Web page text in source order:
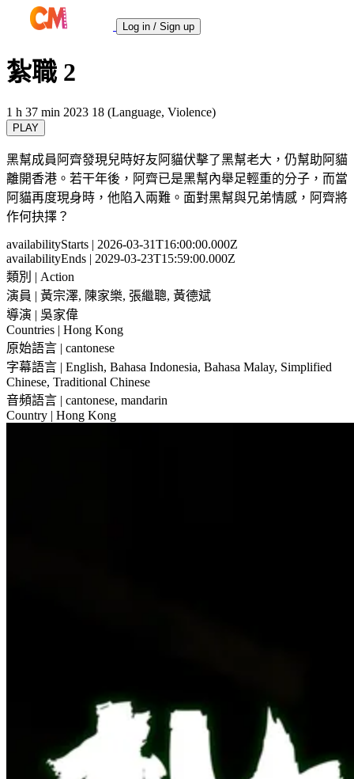
Log in / Sign up
紮職 2
1 h 37 min 2023 18 (Language, Violence)
PLAY
黑幫成員阿齊發現兒時好友阿貓伏擊了黑幫老大，仍幫助阿貓
離開香港。若干年後，阿齊已是黑幫內舉足輕重的分子，而當
阿貓再度現身時，他陷入兩難。面對黑幫與兄弟情感，阿齊將
作何抉擇？
availabilityStarts | 2026-03-31T16:00:00.000Z
availabilityEnds | 2029-03-23T15:59:00.000Z
類別 | Action
演員 | 黃宗澤, 陳家樂, 張繼聰, 黃德斌
導演 | 吳家偉
Countries | Hong Kong
原始語言 | cantonese
字幕語言 | English, Bahasa Indonesia, Bahasa Malay, Simplified
Chinese, Traditional Chinese
音頻語言 | cantonese, mandarin
Country | Hong Kong